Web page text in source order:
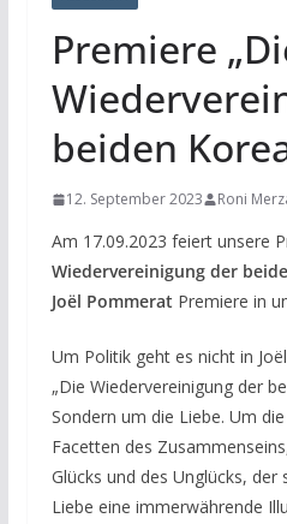
Premiere
beiden
12. September 2023 Roni
Am 17.09.2023 feiert unsere
Wiedervereinigung der
Joël Pommerat Premiere in
Um Politik geht es nicht in
„Die Wiedervereinigung der
Sondern um die Liebe. Um
Facetten des
Glücks und des Unglücks, der
Liebe eine immerwährende